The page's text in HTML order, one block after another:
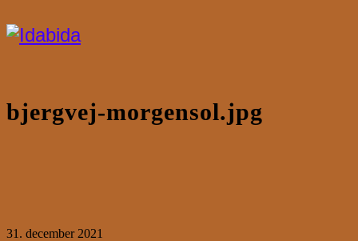
bjergvej-morgensol.jpg
31. december 2021